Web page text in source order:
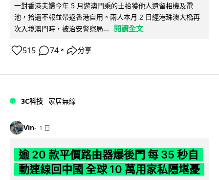
一對香港夫婦今年 5 月遊澳門乘的士拾獲他人遺留相機及電
池，拾遺不報並帶返香港自用。兩人本月 2 日經港珠澳大橋再
次入境澳門時，被治安警察局...
閱讀全文
515 74 ↗ 分享
3C科技 家居無線
Vin 1 日
逾 20 款平價路由器爆後門 每 35 秒自
動連線回中國 全球 10 萬用家私隱堪憂